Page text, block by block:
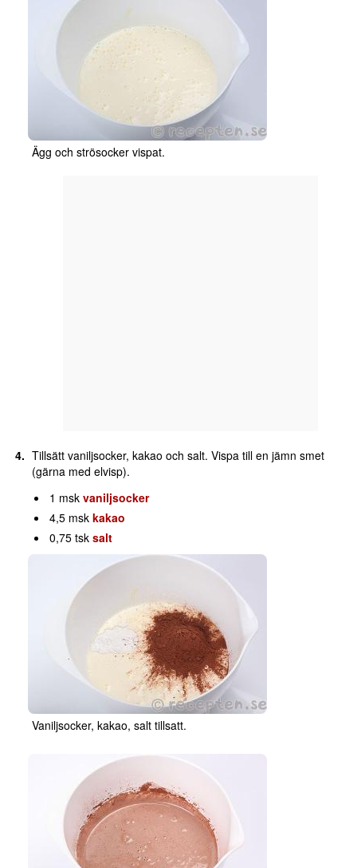
Ägg och strösocker vispat.
Tillsätt vaniljsocker, kakao och salt. Vispa till en jämn smet
(gärna med elvisp).
1 mskvaniljsocker
4,5 mskkakao
0,75 tsksalt
Vaniljsocker, kakao, salt tillsatt.